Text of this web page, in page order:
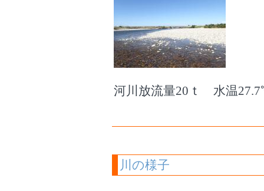
河川放流量20ｔ 水温
川の様子